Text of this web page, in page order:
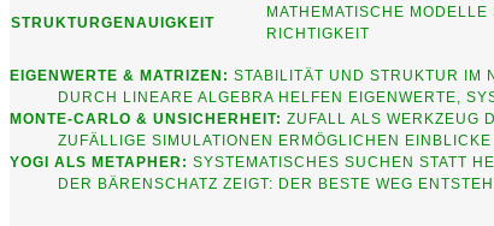
STRUKTURGENAUIGKEIT
MATHEMATISCHE MODELLE
RICHTIGKEIT
EIGENWERTE & MATRIZEN: STABILITÄT UND STRUKTUR IM
DURCH LINEARE ALGEBRA HELFEN EIGENWERTE,
MONTE-CARLO & UNSICHERHEIT: ZUFALL ALS WERKZEUG
ZUFÄLLIGE SIMULATIONEN ERMÖGLICHEN
YOGI ALS METAPHER: SYSTEMATISCHES SUCHEN STATT
DER BÄRENSCHATZ ZEIGT: DER BESTE WEG